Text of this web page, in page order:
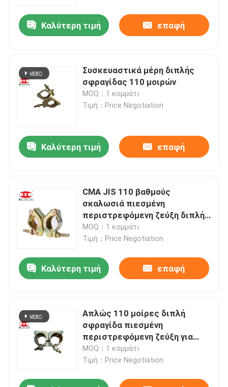
Καλύτερη τιμή επαφή
Συσκευαστικά μέρη διπλής
σφραγίδας 110 μοιρών
MOQ：1 κομμάτι
Τιμή：Price Negotiation
Καλύτερη τιμή επαφή
CMA JIS 110 βαθμούς
σκαλωσιά πιεσμένη
περιστρεφόμενη ζεύξη διπλή
λαβή
MOQ：1 κομμάτι
Τιμή：Price Negotiation
Καλύτερη τιμή επαφή
Απλώς 110 μοίρες διπλή
σφραγίδα πιεσμένη
περιστρεφόμενη ζεύξη για
σκαλωσιά
MOQ：1 κομμάτι
Τιμή：Price Negotiation